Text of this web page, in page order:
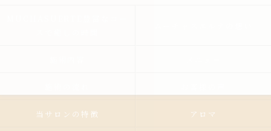
当サロンの特徴 アロマ